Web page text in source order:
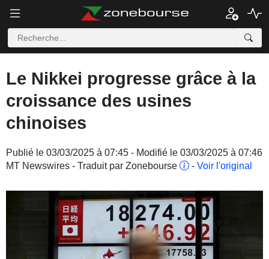
Le Nikkei progresse grâce à la
croissance des usines
chinoises
Publié le 03/03/2025 à 07:45 - Modifié le 03/03/2025 à 07:46
MT Newswires - Traduit par Zonebourse
- Voir l'original